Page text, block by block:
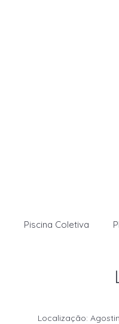
Piscina Coletiva
Localização: